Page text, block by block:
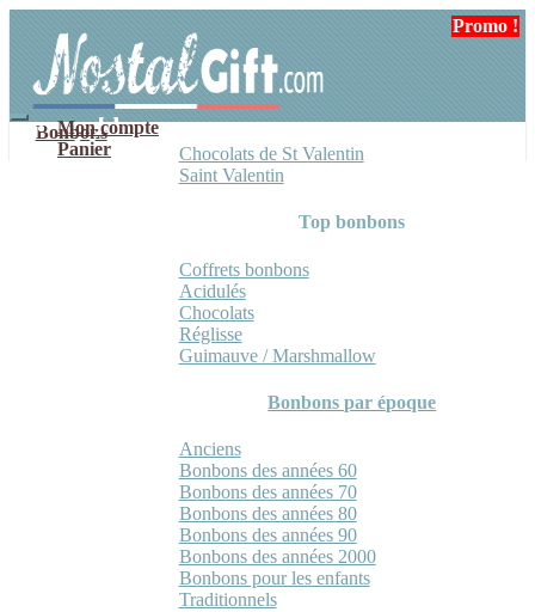
navigation
contenu
Mon compte
Panier
Bonbons
Chocolats de St Valentin
Saint Valentin
Top bonbons
Coffrets bonbons
Acidulés
Chocolats
Réglisse
Guimauve / Marshmallow
Bonbons par époque
Anciens
Bonbons des années 60
Bonbons des années 70
Bonbons des années 80
Bonbons des années 90
Bonbons des années 2000
Bonbons pour les enfants
Traditionnels
Promo !
Promo !
Promo !